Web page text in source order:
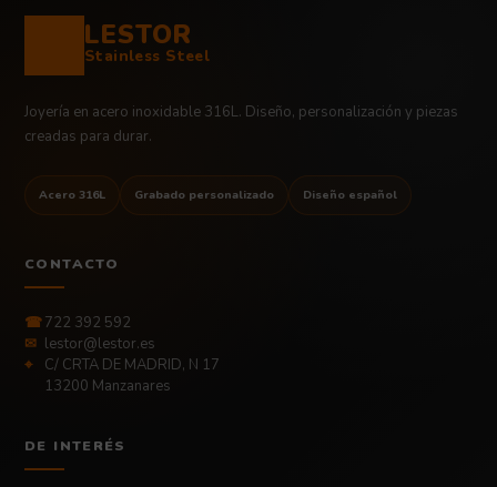
LESTOR
Stainless Steel
Joyería en acero inoxidable 316L. Diseño, personalización y piezas
creadas para durar.
Acero 316L Grabado personalizado Diseño español
CONTACTO
☎722 392 592
✉ lestor@lestor.es
⌖
C/ CRTA DE MADRID, N 17
13200 Manzanares
DE INTERÉS